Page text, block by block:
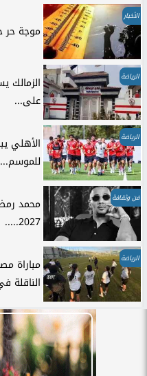
الأخبار
موجة حر جديدة
الرياضة
على...
الرياضة
الأهلي
للموسم...
فن وثقافة
محمد
2027.....
الرياضة
مباراة
الناقلة